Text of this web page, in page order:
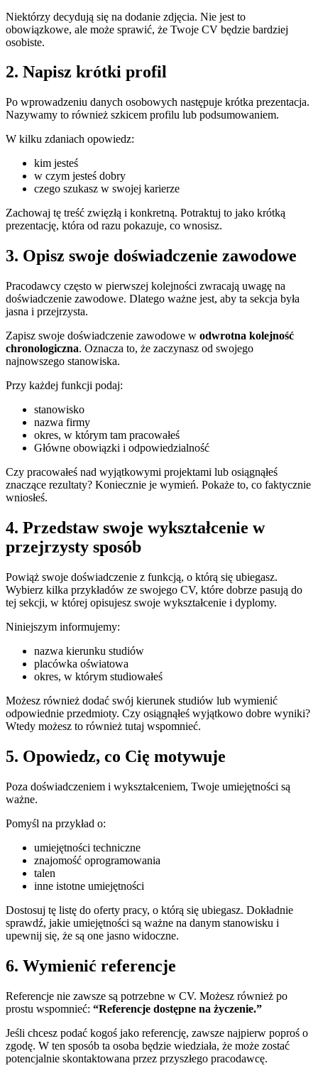
Niektórzy decydują się na dodanie zdjęcia. Nie jest to
obowiązkowe, ale może sprawić, że Twoje CV będzie bardziej
osobiste.
2. Napisz krótki profil
Po wprowadzeniu danych osobowych następuje krótka prezentacja.
Nazywamy to również szkicem profilu lub podsumowaniem.
W kilku zdaniach opowiedz:
kim jesteś
w czym jesteś dobry
czego szukasz w swojej karierze
Zachowaj tę treść zwięzłą i konkretną. Potraktuj to jako krótką
prezentację, która od razu pokazuje, co wnosisz.
3. Opisz swoje doświadczenie zawodowe
Pracodawcy często w pierwszej kolejności zwracają uwagę na
doświadczenie zawodowe. Dlatego ważne jest, aby ta sekcja była
jasna i przejrzysta.
Zapisz swoje doświadczenie zawodowe w odwrotna kolejność
chronologiczna. Oznacza to, że zaczynasz od swojego
najnowszego stanowiska.
Przy każdej funkcji podaj:
stanowisko
nazwa firmy
okres, w którym tam pracowałeś
Główne obowiązki i odpowiedzialność
Czy pracowałeś nad wyjątkowymi projektami lub osiągnąłeś
znaczące rezultaty? Koniecznie je wymień. Pokaże to, co faktycznie
wniosłeś.
4. Przedstaw swoje wykształcenie w
przejrzysty sposób
Powiąż swoje doświadczenie z funkcją, o którą się ubiegasz.
Wybierz kilka przykładów ze swojego CV, które dobrze pasują do
tej sekcji, w której opisujesz swoje wykształcenie i dyplomy.
Niniejszym informujemy:
nazwa kierunku studiów
placówka oświatowa
okres, w którym studiowałeś
Możesz również dodać swój kierunek studiów lub wymienić
odpowiednie przedmioty. Czy osiągnąłeś wyjątkowo dobre wyniki?
Wtedy możesz to również tutaj wspomnieć.
5. Opowiedz, co Cię motywuje
Poza doświadczeniem i wykształceniem, Twoje umiejętności są
ważne.
Pomyśl na przykład o:
umiejętności techniczne
znajomość oprogramowania
talen
inne istotne umiejętności
Dostosuj tę listę do oferty pracy, o którą się ubiegasz. Dokładnie
sprawdź, jakie umiejętności są ważne na danym stanowisku i
upewnij się, że są one jasno widoczne.
6. Wymienić referencje
Referencje nie zawsze są potrzebne w CV. Możesz również po
prostu wspomnieć: “Referencje dostępne na życzenie.”
Jeśli chcesz podać kogoś jako referencję, zawsze najpierw poproś o
zgodę. W ten sposób ta osoba będzie wiedziała, że może zostać
potencjalnie skontaktowana przez przyszłego pracodawcę.